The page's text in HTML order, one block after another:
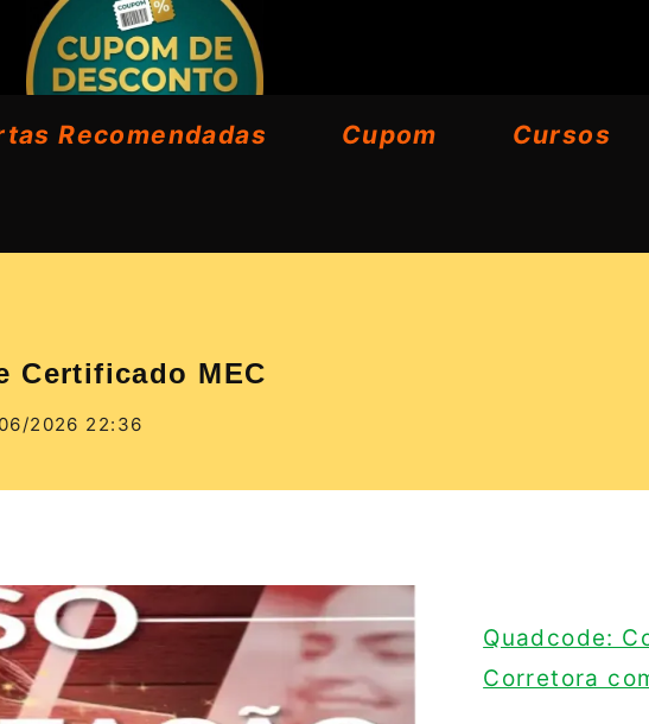
Recomendadas Cupom Cursos
Certificado MEC
2026 22:36
Quadcode:
Corretora